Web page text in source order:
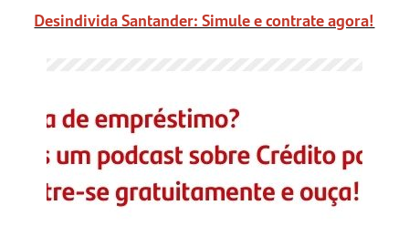
Desindivida Santander: Simule e contrate agora!